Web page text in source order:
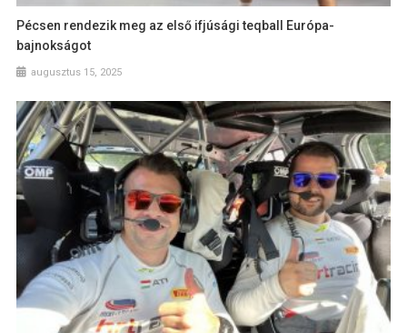
Pécsen rendezik meg az első ifjúsági teqball Európa-
bajnokságot
augusztus 15, 2025